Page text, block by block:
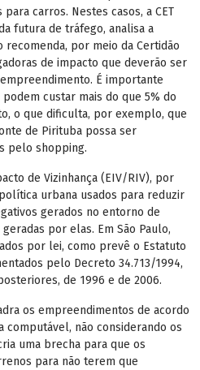
carros. Nestes casos, a CET
futura de tráfego, analisa a
por meio da Certidão
de impacto que deverão ser
É importante
custar mais do que 5% do
o que dificulta, por exemplo, que
de Pirituba possa ser
pelo shopping.
de Vizinhança (EIV/RIV), por
urbana usados para reduzir
gerados no entorno de
por elas. Em São Paulo,
por lei, como prevê o Estatuto
pelo Decreto 34.713/1994,
de 1996 e de 2006.
os empreendimentos de acordo
computável, não considerando os
uma brecha para que os
para não terem que